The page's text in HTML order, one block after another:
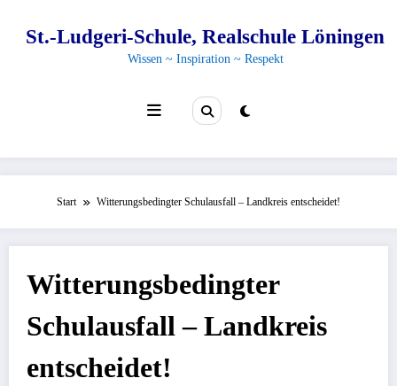
springenSt.-Ludgeri-Schule, Realschule Löningen
Wissen ~ Inspiration ~ Respekt
Start Witterungsbedingter Schulausfall – Landkreis entscheidet!
Witterungsbedingter
Schulausfall – Landkreis
entscheidet!